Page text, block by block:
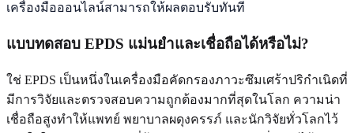
เครื่องมือออนไลน์สามารถให้ผลตอบรับทันที
แบบทดสอบ EPDS แม่นยำและเชื่อถือได้หรือไม่?
ใช่ EPDS เป็นหนึ่งในเครื่องมือคัดกรองภาวะซึมเศร้าปริกำเนิดที่
มีการวิจัยและตรวจสอบความถูกต้องมากที่สุดในโลก ความน่า
เชื่อถือสูงทำให้แพทย์ พยาบาลผดุงครรภ์ และนักวิจัยทั่วโลกไว้